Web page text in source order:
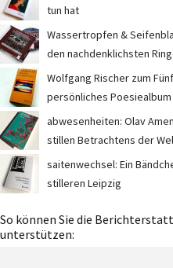
tun hat
Wassertropfen &
den nachdenklichsten
Wolfgang Rischer zum
persönliches
abwesenheiten: Olav
stillen Betrachtens der
saitenwechsel: Ein
stilleren Leipzig
So können Sie die
unterstützen: